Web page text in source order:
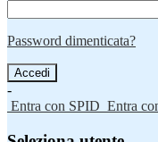
Password dimenticata?
-
Entra con SPID Entra